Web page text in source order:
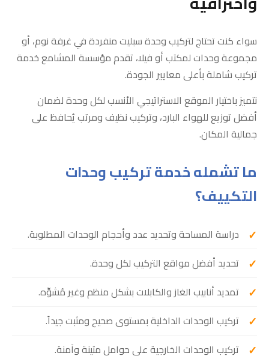
سواء كنت تحتاج لتركيب وحدة سبليت منفردة في غرفة نوم، أو
مجموعة وحدات لمكتب أو فيلا، تقدم مؤسسة المشامع خدمة
تركيب شاملة بأعلى معايير الجودة.
نتميز باختيار الموقع الاستراتيجي الأنسب لكل وحدة لضمان
أفضل توزيع للهواء البارد، وتركيب نظيف ومرتب يُحافظ على
جمالية المكان.
ما تشمله خدمة تركيب وحدات
التكييف؟
دراسة المساحة وتحديد عدد وأحجام الوحدات المطلوبة.
تحديد أفضل مواقع التركيب لكل وحدة.
تمديد أنابيب الغاز والكابلات بشكل منظم وغير مُشوِّه.
تركيب الوحدات الداخلية بمستوى صحيح ومثبت جيداً.
تركيب الوحدات الخارجية على حوامل متينة وآمنة.